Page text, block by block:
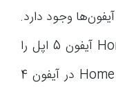
وجود دارد.
ما در ادامه روش تعویض دکمه Home آیفون 5 اپل را
شرح می‌دهیم. روش تعویض دکمه Home در آیفون 4